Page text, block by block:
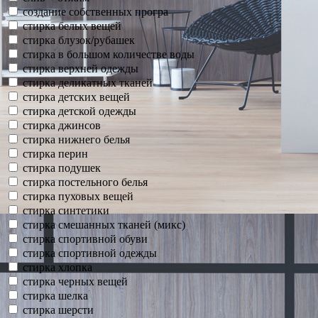
создание собственных програ
стирка белых вещей
стирка блузок/рубашек
стирка в большом количестве воды
стирка верхней одежды
стирка деликатных тканей
стирка детских вещей
стирка детской одежды
стирка джинсов
стирка нижнего белья
стирка перин
стирка подушек
стирка постельного белья
стирка пуховых вещей
стирка синтетики
стирка смешанных тканей (микс)
стирка спортивной обуви
стирка спортивной одежды
стирка хлопка
стирка черных вещей
стирка шелка
стирка шерсти